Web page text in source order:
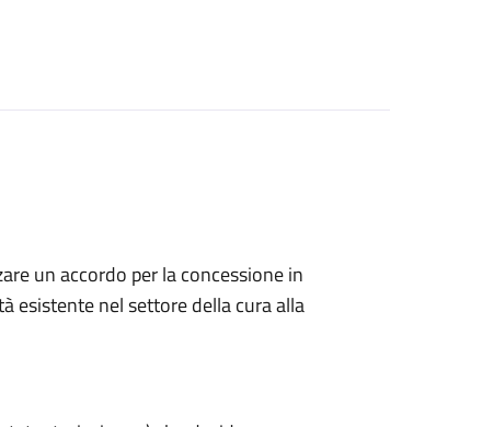
un accordo per la concessione in
esistente nel settore della cura alla